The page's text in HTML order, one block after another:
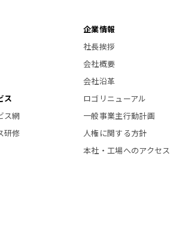
ス
ス網
研修
企業情報
社長挨拶
会社概要
会社沿革
ロゴリニューアル
一般事業主行動計画
人権に関する方針
本社・工場へのアクセス